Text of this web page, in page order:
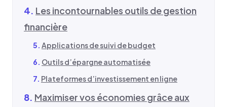
Les incontournables outils de gestion
financière
Applications de suivi de budget
Outils d’épargne automatisée
Plateformes d’investissement en ligne
Maximiser vos économies grâce aux